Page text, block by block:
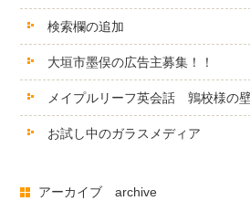
検索欄の追加
大垣市墨俣の広告主募集！！
メイプルリーフ英会話 鶉校様の
お試し中のガラスメディア
アーカイブ archive